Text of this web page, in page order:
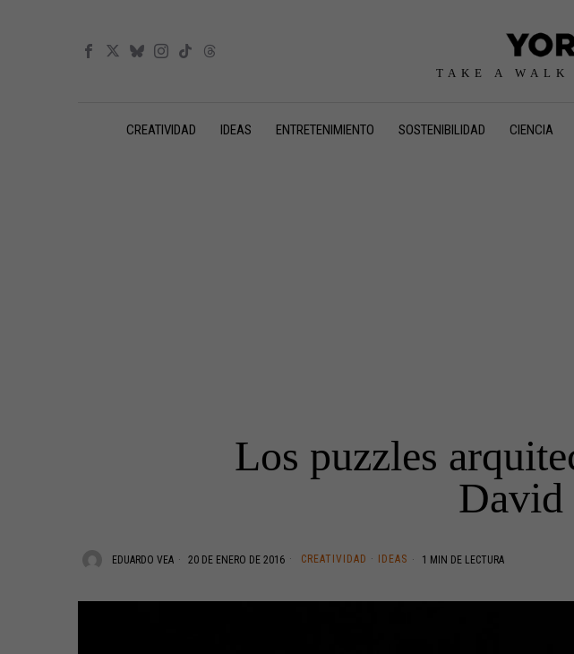
TAKE A WALK
CREATIVIDAD IDEAS ENTRETENIMIENTO SOSTENIBILIDAD CIENCIA
Los puzzles
David
EDUARDO VEA 20 DE ENERO DE 2016 CREATIVIDAD · IDEAS 1 MIN DE LECTURA